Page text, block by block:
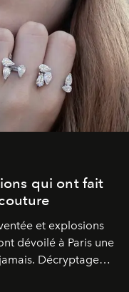
qui ont fait
et explosions
dévoilé à Paris une
Décryptage